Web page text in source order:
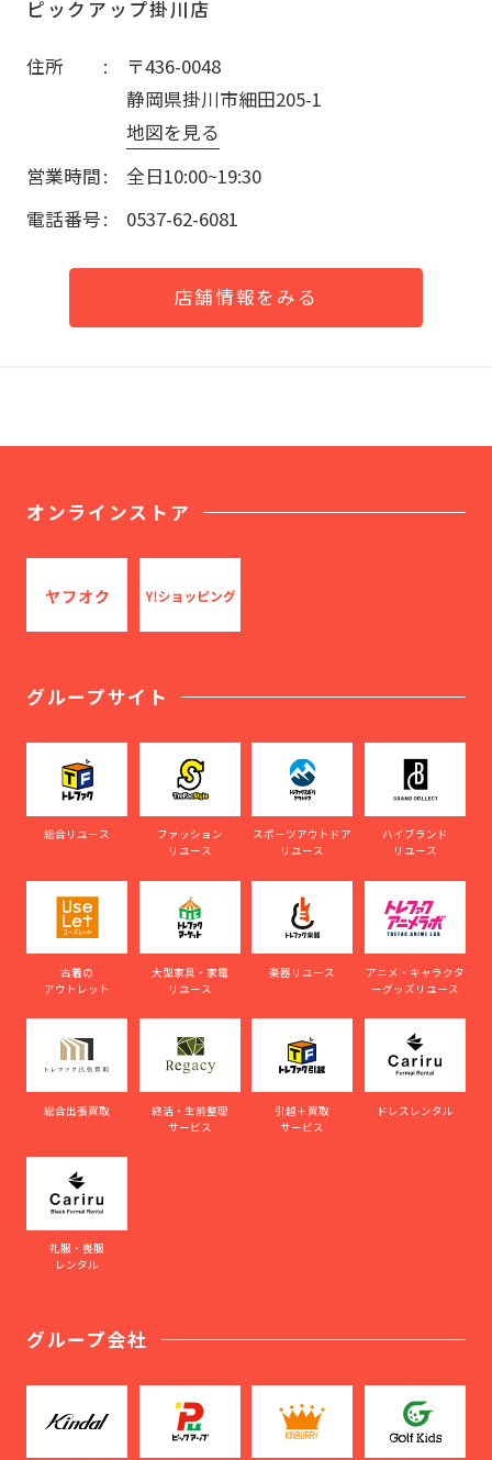
ピックアップ掛川店
住所
〒436-0048
静岡県掛川市細田205-1
地図を見る
営業時間
全日10:00~19:30
電話番号
0537-62-6081
店舗情報をみる
オンラインストア
グループサイト
総合リユース
ファッション
リユース
スポーツアウトドア
リユース
ハイブランド
リユース
古着の
アウトレット
大型家具・家電
リユース
楽器リユース
アニメ・キャラクタ
ーグッズリユース
総合出張買取
終活・生前整理
サービス
引越＋買取
サービス
ドレスレンタル
礼服・喪服
レンタル
グループ会社